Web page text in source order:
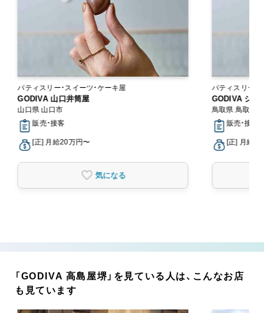
パティスリー・スイーツ・ケーキ屋
GODIVA 山口井筒屋
山口県 山口市
販売・接客
[正] 月給20万円〜
気になる
パティスリー・
GODIVA シャ
鳥取県 鳥取市
販売・接客
[正] 月給
「GODIVA 高島屋堺」を見ている人は、こんなお店
も見ています